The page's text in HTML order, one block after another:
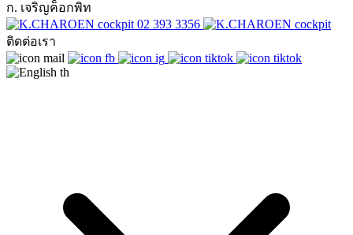
ก. เจริญค็อกพิท
02 393 3356
ติดต่อเรา
th